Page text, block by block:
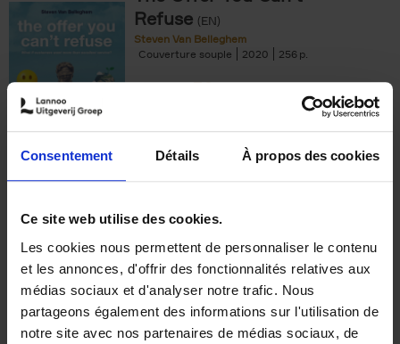
Consentement Détails À propos des cookies
Ce site web utilise des cookies.
Les cookies nous permettent de personnaliser le contenu
et les annonces, d'offrir des fonctionnalités relatives aux
médias sociaux et d'analyser notre trafic. Nous
partageons également des informations sur l'utilisation de
notre site avec nos partenaires de médias sociaux, de
Refuse (EN)
Steven Van Belleghem
Couverture souple
2020 256
€37,50
Building Bonds = Building
Business
Jochen Roef Jozefien De Feyter
Carolien Boom
Couverture souple
2025 200